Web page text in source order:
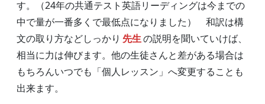
す。（24年の共通テスト英語リーディングは今までの
中で量が一番多くで最低点になりました） 和訳は構
文の取り方などしっかり 先生の説明を聞いていけば、
相当に力は伸びます。他の生徒さんと差がある場合は
もちろんいつでも「個人レッスン」へ変更することも
出来ます。